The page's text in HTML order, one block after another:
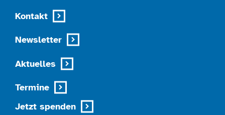
Kontakt
Newsletter
Aktuelles
Termine
Jetzt spenden